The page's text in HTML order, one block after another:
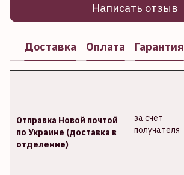
Написать отзыв
Доставка Оплата Гарантия
Отправка Новой почтой
по Украине (доставка в
отделение)
за счет
получателя